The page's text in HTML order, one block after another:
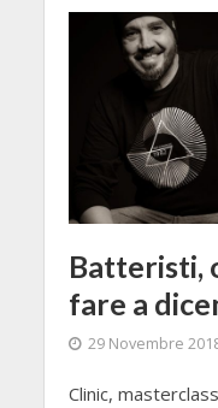
Batteristi,
fare a
29 Novembre
Clinic,